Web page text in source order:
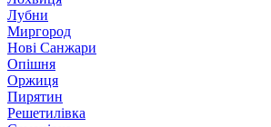
Лубни
Миргород
Нові Санжари
Опішня
Оржиця
Пирятин
Решетилівка